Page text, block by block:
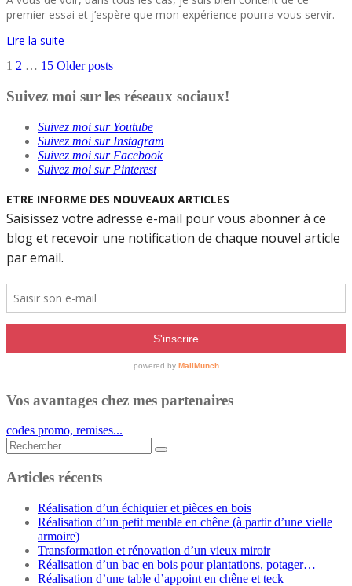
premier essai et j’espère que mon expérience pourra vous servir.
Lire la suite
Pagination
des
1 2 … 15 Older posts
Suivez moi sur les réseaux sociaux!
Suivez moi sur Youtube
Suivez moi sur Instagram
Suivez moi sur Facebook
Suivez moi sur Pinterest
Vos avantages chez mes partenaires
codes promo, remises...
Rechercher...
Articles récents
Réalisation d’un échiquier et pièces en bois
Réalisation d’un petit meuble en chêne (à partir d’une vielle
armoire)
Transformation et rénovation d’un vieux miroir
Réalisation d’un bac en bois pour plantations, potager…
Réalisation d’une table d’appoint en chêne et teck